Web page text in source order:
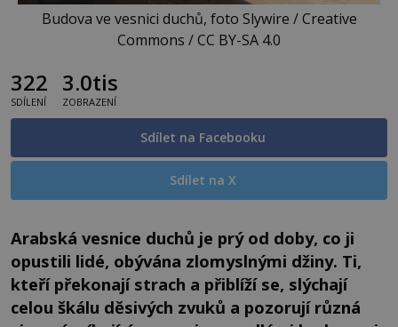
Budova ve vesnici duchů, foto Slywire / Creative
Commons / CC BY-SA 4.0
322
SDÍLENÍ
3.0tis
ZOBRAZENÍ
Sdílet na Facebooku
Sdílet na X
Arabská vesnice duchů je prý od doby, co ji
opustili lidé, obývána zlomyslnými džiny. Ti,
kteří překonají strach a přiblíží se, slýchají
celou škálu děsivých zvuků a pozorují různá